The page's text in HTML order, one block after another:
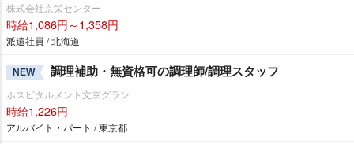
株式会社京栄センター
時給1,086円～1,358円
派遣社員 / 北海道
NEW 調理補助・無資格可の調理師/調理スタッフ
ホスピタルメント文京グラン
時給1,226円
アルバイト・パート / 東京都